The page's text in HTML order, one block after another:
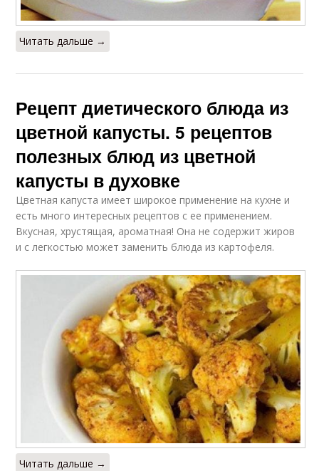
Читать дальше →
Рецепт диетического блюда из
цветной капусты. 5 рецептов
полезных блюд из цветной
капусты в духовке
Цветная капуста имеет широкое применение на кухне и
есть много интересных рецептов с ее применением.
Вкусная, хрустящая, ароматная! Она не содержит жиров
и с легкостью может заменить блюда из картофеля.
Читать дальше →